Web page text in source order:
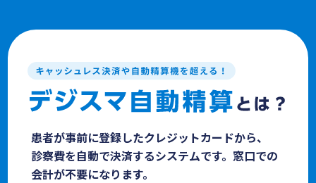
患者が事前に登録したクレジットカードから、
診察費を自動で決済するシステムです。窓口での
会計が不要になります。